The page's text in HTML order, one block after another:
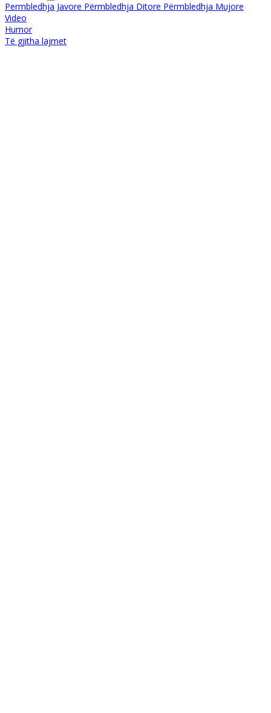
Permbledhja Javore Përmbledhja Ditore Përmbledhja Mujore
Video
Humor
Të gjitha lajmet